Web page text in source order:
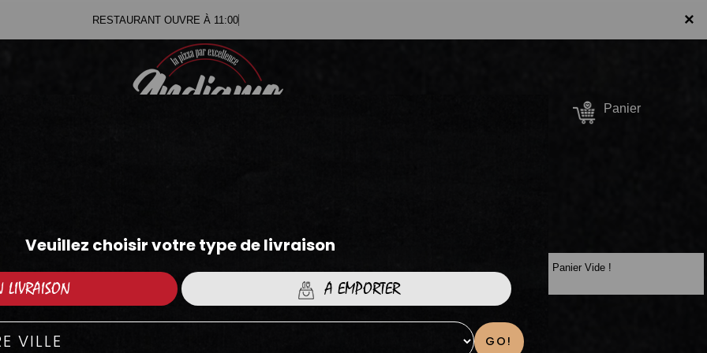
×
RESTAURANT
Panier
CRÈME FRAÎCHE Panier Vide !